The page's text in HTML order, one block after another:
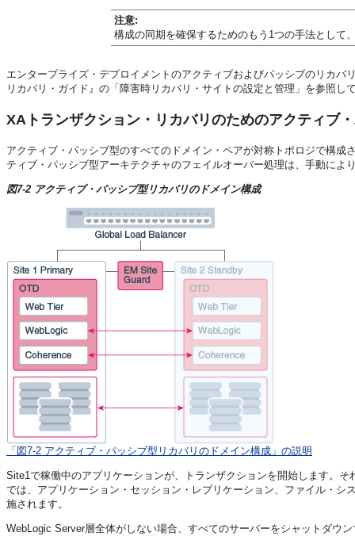
注意:
構成の同期を確保するためのもう1つの手法として
エンタープライズ・デプロイメントのアクティブおよびパッシブのリカ
リカバリ・ガイド』の「障害時リカバリ・サイトの設定と管理」を参照し
XAトランザクション・リカバリのためのアクティブ
アクティブ・パッシブ型のすべてのドメイン・ペアが対称トポロジで構
ティブ・パッシブ型アーキテクチャのフェイルオーバー処理は、手動によ
図7-2 アクティブ・パッシブ型リカバリのドメイン構成
「図7-2 アクティブ・パッシブ型リカバリのドメイン構成」の説明
Site1で稼働中のアプリケーションが、トランザクションを開始します。
では、アプリケーション・セッション・レプリケーション、ファイル・
施されます。
WebLogic Server層全体がしない場合、すべてのサーバーをシャットダウ